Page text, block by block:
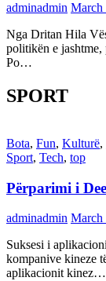
adminadmin March
Nga Dritan Hila
politikën e
Po…
SPORT
Bota, Fun, Kulturë,
Sport, Tech, top
Përparimi i
adminadmin March
Suksesi i
kompanive kineze
aplikacionit kinez…